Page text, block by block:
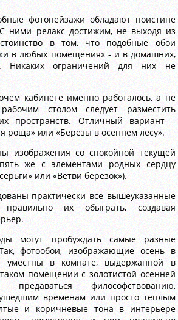
фотопейзажи обладают поистине
ними релакс достижим, не выходя из
в том, что подобные обои
в любых помещениях - и в домашних,
Никаких ограничений для них не
кабинете именно работалось, а не
столом следует разместить
пространств. Отличный вариант –
роща» или «Березы в осеннем лесу».
изображения со спокойной текущей
же с элементами родных сердцу
или «Ветви березок»).
практически все вышеуказанные
правильно их обыграть, создавая
могут пробуждать самые разные
фотообои, изображающие осень в
уместны в комнате, выдержанной в
помещении с золотистой осенней
философствованию,
ушедшим временам или просто теплым
и коричневые тона в интерьере